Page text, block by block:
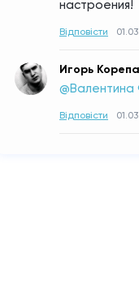
настроения!
Відповісти
Игорь
Відповісти